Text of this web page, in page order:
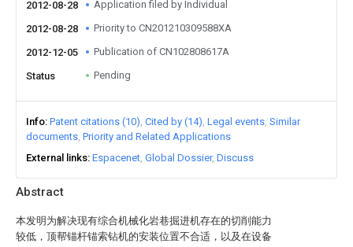
Abstract
本发明为解决现有综合机械化岩巷掘进机存在的切削能力
较低，顶帮锚杆锚索钻机的安装位置不合适，以及在设备
2012-08-28 Application filed by Individual
2012-08-28 Priority to CN201210309588XA
2012-12-05 Publication of CN102808617A
Status Pending
Info Patent citations (10) Cited by (14) Legal events Similar
documents Priority and Related Applications
External links Espacenet Global Dossier Discuss